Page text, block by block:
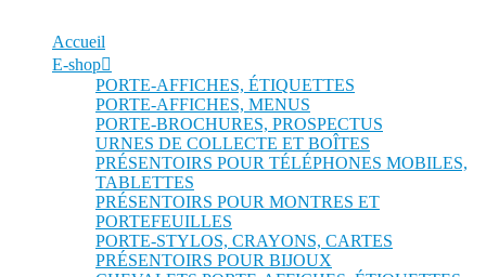
Accueil
E-shop
PORTE-AFFICHES, ÉTIQUETTES
PORTE-AFFICHES, MENUS
PORTE-BROCHURES, PROSPECTUS
URNES DE COLLECTE ET BOÎTES
PRÉSENTOIRS POUR TÉLÉPHONES MOBILES,
TABLETTES
PRÉSENTOIRS POUR MONTRES ET
PORTEFEUILLES
PORTE-STYLOS, CRAYONS, CARTES
PRÉSENTOIRS POUR BIJOUX